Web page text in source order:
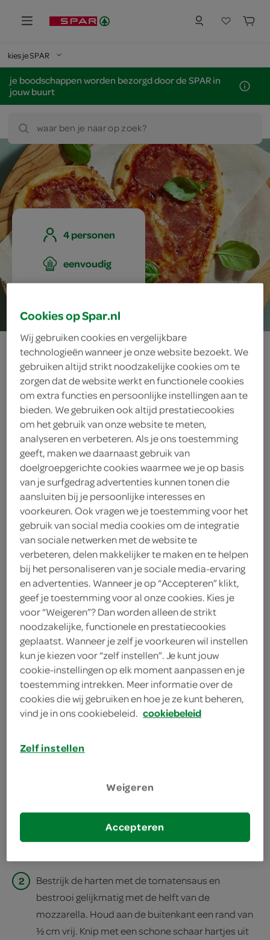
kies je SPAR
je boodschappen worden bezorgd door de SPAR in
jouw buurt
waar ben je naar op zoek?
4 personen
eenvoudig
moederdagpizza
ingrediënten
4 takjes basilicum
4 eetlepels olijfolie
200 gram salami
300 gram mozzarella
4 pakken pizzabodems met
tomatensaus
kies je winkel
bereiden
deel op twitter
print recept
pizzadeeg uit en snijd voorzichtig uit elke deeglap
een zo groot mogelijk hart. Leg 2 harten met het
2
Bestrijk de harten met de tomatensaus en
bestrooi gelijkmatig met de helft van de
mozzarella. Houd aan de buitenkant een rand van
½ cm vrij. Knip met een schone schaar hartjes uit
Cookies op Spar.nl
Wij gebruiken cookies en vergelijkbare
technologieën wanneer je onze website bezoekt. We
gebruiken altijd strikt noodzakelijke cookies om te
zorgen dat de website werkt en functionele cookies
om extra functies en persoonlijke instellingen aan te
bieden. We gebruiken ook altijd prestatiecookies
om het gebruik van onze website te meten,
analyseren en verbeteren. Als je ons toestemming
geeft, maken we daarnaast gebruik van
doelgroepgerichte cookies waarmee we je op basis
van je surfgedrag advertenties kunnen tonen die
aansluiten bij je persoonlijke interesses en
voorkeuren. Ook vragen we je toestemming voor het
gebruik van social media cookies om de integratie
van sociale netwerken met de website te
verbeteren, delen makkelijker te maken en te helpen
bij het personaliseren van je sociale media-ervaring
en advertenties. Wanneer je op “Accepteren” klikt,
geef je toestemming voor al onze cookies. Kies je
voor “Weigeren”? Dan worden alleen de strikt
noodzakelijke, functionele en prestatiecookies
geplaatst. Wanneer je zelf je voorkeuren wil instellen
kun je kiezen voor “zelf instellen”. Je kunt jouw
cookie-instellingen op elk moment aanpassen en je
toestemming intrekken. Meer informatie over de
cookies die wij gebruiken en hoe je ze kunt beheren,
vind je in ons cookiebeleid. cookiebeleid
Zelf instellen
Weigeren
Accepteren